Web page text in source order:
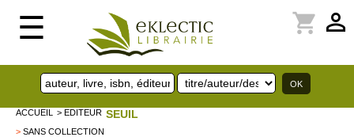
☰ perm_identity
shopping_cart
ACCUEIL > EDITEUR SEUIL
> SANS COLLECTION